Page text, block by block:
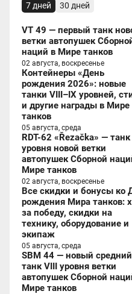
7 дней 30 дней
VT 49 — первый танк
ветки автопушек
наций в Мире танков
02 августа, воскресенье
Контейнеры «День
рождения 2026»: новые
танки VIII–IX уровней,
и другие награды в Мире
танков
05 августа, среда
RDT-62 «Řezačka» — танк
уровня новой ветки
автопушек Сборной
Мире танков
02 августа, воскресенье
Все скидки и бонусы ко
рождения Мира танков:
за победу, скидки на
технику, оборудование и
экипаж
05 августа, среда
SBM 44 — новый средний
танк VIII уровня ветки
автопушек Сборной
Мире танков